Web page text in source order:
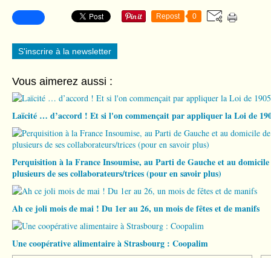
Repost 0
S'inscrire à la newsletter
Vous aimerez aussi :
Laïcité … d’accord ! Et si l'on commençait par appliquer la Loi de
Perquisition à la France Insoumise, au Parti de Gauche et au
plusieurs de ses collaborateurs/trices (pour en savoir plus)
Ah ce joli mois de mai ! Du 1er au 26, un mois de fêtes et de manifs
Une coopérative alimentaire à Strasbourg : Coopalim